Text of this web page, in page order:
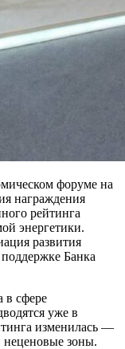
форуме на
награждения
рейтинга
энергетики.
развития
Банка
в сфере
уже в
изменилась —
неценовые зоны.